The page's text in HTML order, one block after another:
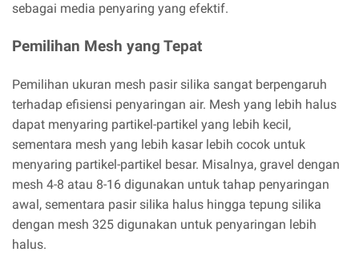
sebagai media penyaring yang efektif.
Pemilihan Mesh yang Tepat
Pemilihan ukuran mesh pasir silika sangat berpengaruh
terhadap efisiensi penyaringan air. Mesh yang lebih halus
dapat menyaring partikel-partikel yang lebih kecil,
sementara mesh yang lebih kasar lebih cocok untuk
menyaring partikel-partikel besar. Misalnya, gravel dengan
mesh 4-8 atau 8-16 digunakan untuk tahap penyaringan
awal, sementara pasir silika halus hingga tepung silika
dengan mesh 325 digunakan untuk penyaringan lebih
halus.